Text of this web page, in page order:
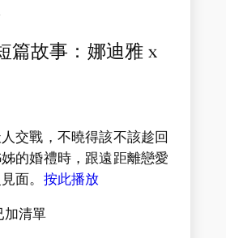
篇故事：娜迪雅 x
交戰，不曉得該不該趁回
的婚禮時，跟遠距離戀愛
面。 按此播放
加清單